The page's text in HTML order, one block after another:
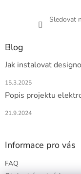
Sledovat
Blog
Jak instalovat
15.3.2025
Popis projektu
21.9.2024
Informace pro vás
FAQ